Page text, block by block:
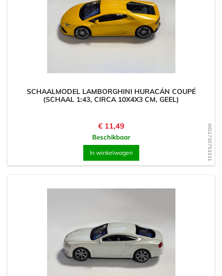
WD1730753331
SCHAALMODEL LAMBORGHINI HURACÁN COUPÉ
(SCHAAL 1:43, CIRCA 10X4X3 CM, GEEL)
Prijs
€ 11,49
Beschikbaar
In winkelwagen